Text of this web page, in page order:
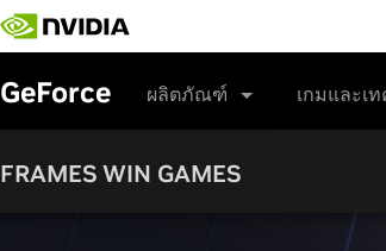
GeForce ผลิตภัณฑ์ เกมและเ
FRAMES WIN GAMES